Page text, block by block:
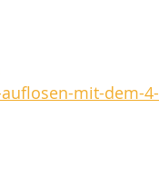
mit-dem-4-